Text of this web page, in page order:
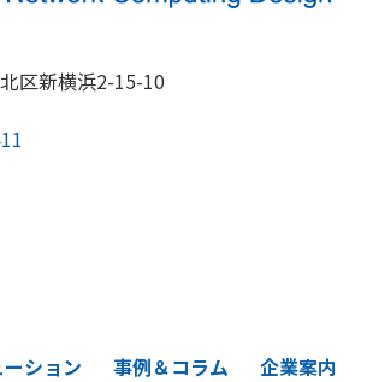
区新横浜2-15-10
ション 事例＆コラム
企業案内